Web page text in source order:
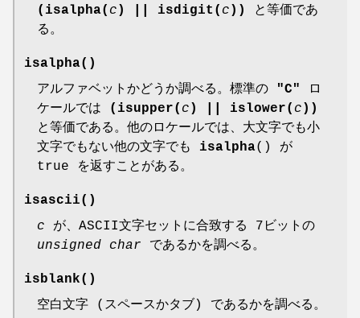
(isalpha( c ) || isdigit( c ))
と等価であ
る。
isalpha()
アルファベットかどうか調べる。標準の
"C"
ロ
ケールでは
(isupper( c ) || islower( c ))
と等価である。他のロケールでは、大文字でも小
文字でもない他の文字でも isalpha() が
true を返すことがある。
isascii()
c が、ASCII文字セットに合致する 7ビットの
unsigned char であるかを調べる。
isblank()
空白文字 (スペースかタブ) であるかを調べる。